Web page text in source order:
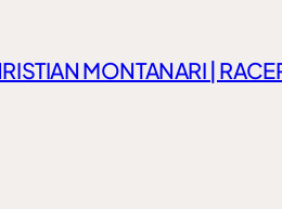
MONTANARI |